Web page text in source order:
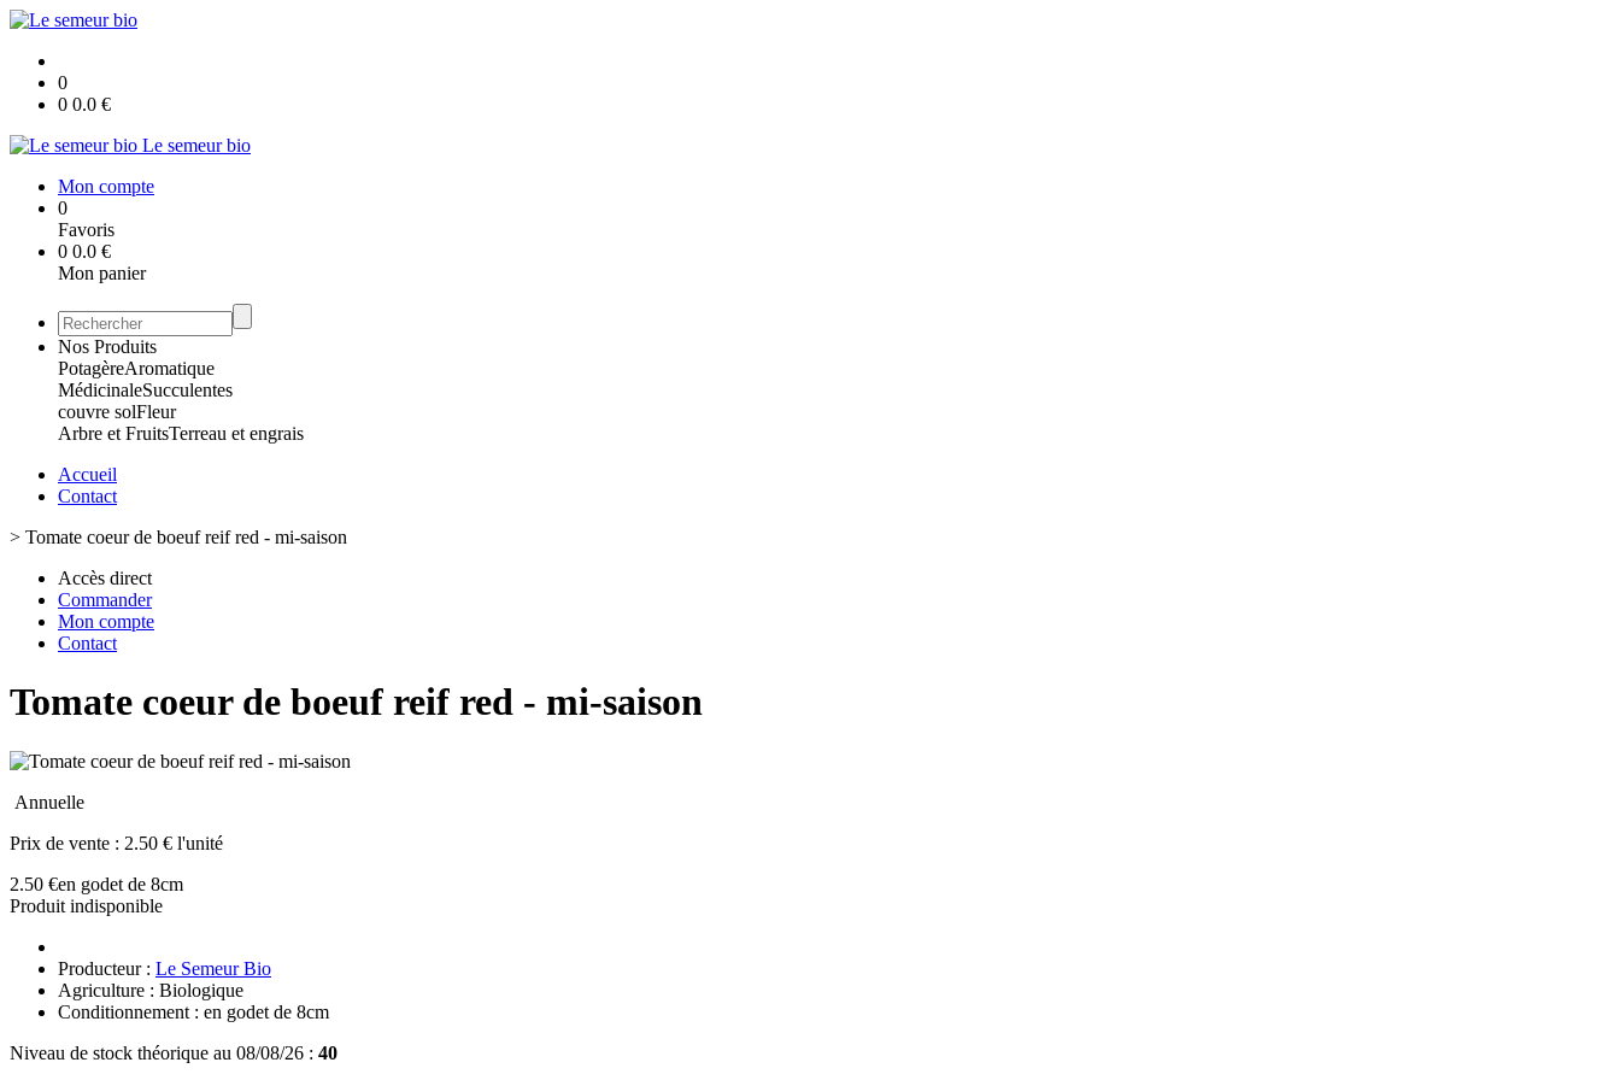
0
0 0.0 €
Le semeur bio
Mon compte
0
Favoris
0 0.0 €
Mon panier
Nos Produits
PotagèreAromatique
MédicinaleSucculentes
couvre solFleur
Arbre et FruitsTerreau et engrais
Accueil
Contact
> Tomate coeur de boeuf reif red - mi-saison
Accès direct
Commander
Mon compte
Contact
Tomate coeur de boeuf reif red - mi-saison
Annuelle
Prix de vente : 2.50 € l'unité
2.50 €en godet de 8cm
Produit indisponible
Producteur : Le Semeur Bio
Agriculture : Biologique
Conditionnement : en godet de 8cm
Niveau de stock théorique au 08/08/26 : 40